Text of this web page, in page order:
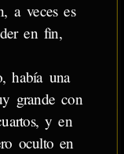
a veces es
en fin,
había una
grande con
y en
oculto en